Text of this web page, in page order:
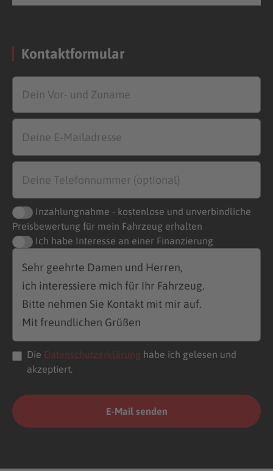
Kontaktformular
Inzahlungnahme - kostenlose und unverbindliche
Preisbewertung für mein Fahrzeug erhalten
Ich habe Interesse an einer Finanzierung
Die Datenschutzerklärung habe ich gelesen und
akzeptiert.